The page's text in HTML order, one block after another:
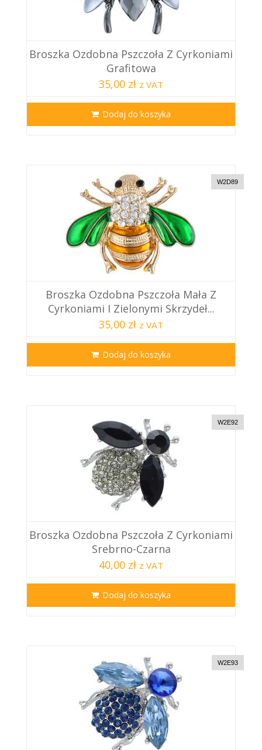
Broszka Ozdobna Pszczoła Z Cyrkoniami
Grafitowa
35,00 zł z VAT
Dodaj do koszyka
W2D89
Broszka Ozdobna Pszczoła Mała Z
Cyrkoniami I Zielonymi Skrzydeł...
35,00 zł z VAT
Dodaj do koszyka
W2E92
Broszka Ozdobna Pszczoła Z Cyrkoniami
Srebrno-Czarna
40,00 zł z VAT
Dodaj do koszyka
W2E93